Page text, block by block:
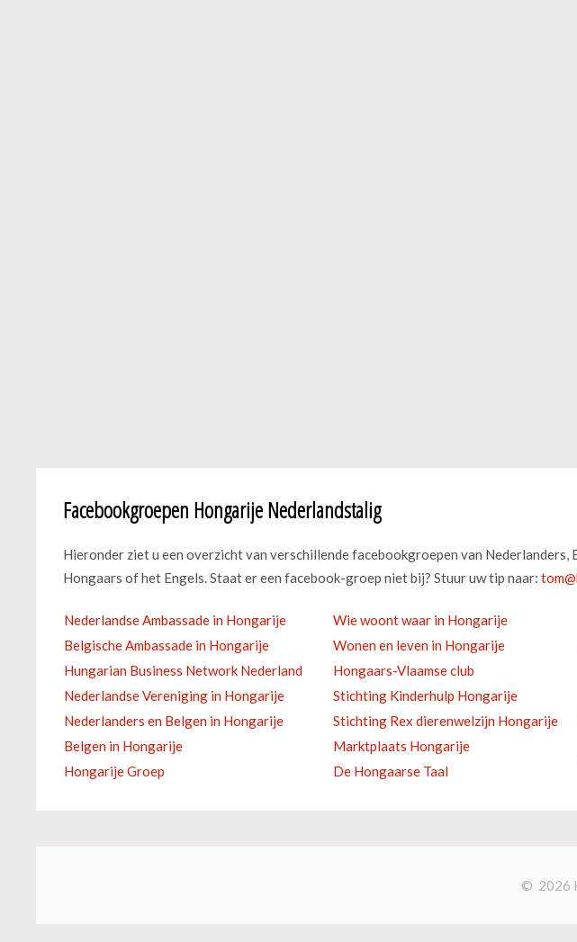
Facebookgroepen Hongarije Nederlandstalig
Hieronder ziet u een overzicht van verschillende facebookgroepen van
Hongaars of het Engels. Staat er een facebook-groep niet bij? Stuur uw tip naar:
Nederlandse Ambassade in Hongarije Wie woont waar in Hongarije
Belgische Ambassade in Hongarije
Wonen en leven in Hongarije
Hungarian Business Network Nederland
Hongaars-Vlaamse club
Nederlandse Vereniging in Hongarije
Stichting Kinderhulp Hongarije
Nederlanders en Belgen in Hongarije
Stichting Rex dierenwelzijn Hongarije
Belgen in Hongarije
Marktplaats Hongarije
Hongarije Groep
De Hongaarse Taal
© 2026